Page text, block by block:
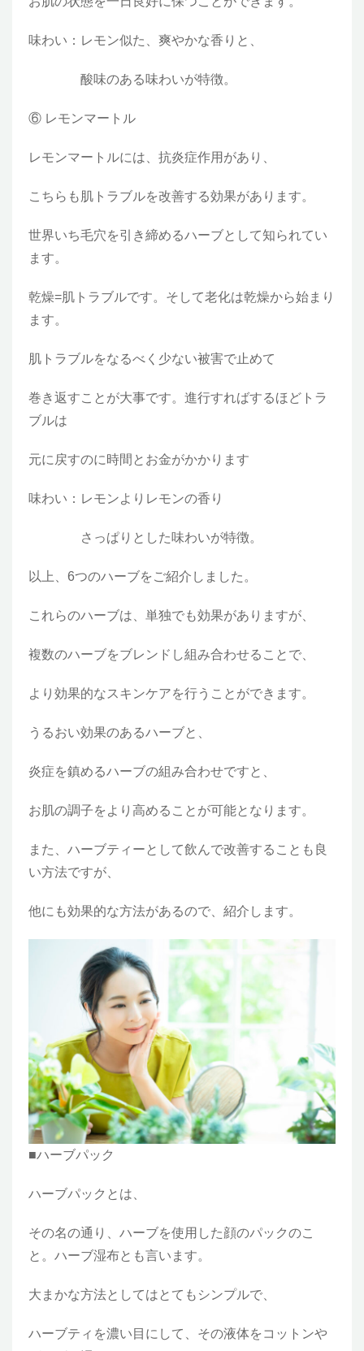
味わい：レモン似た、爽やかな香りと、
酸味のある味わいが特徴。
⑥ レモンマートル
レモンマートルには、抗炎症作用があり、
こちらも肌トラブルを改善する効果があります。
世界いち毛穴を引き締めるハーブとして知られてい
ます。
乾燥=肌トラブルです。そして老化は乾燥から始まり
ます。
肌トラブルをなるべく少ない被害で止めて
巻き返すことが大事です。進行すればするほどトラ
ブルは
元に戻すのに時間とお金がかかります
味わい：レモンよりレモンの香り
さっぱりとした味わいが特徴。
以上、6つのハーブをご紹介しました。
これらのハーブは、単独でも効果がありますが、
複数のハーブをブレンドし組み合わせることで、
より効果的なスキンケアを行うことができます。
うるおい効果のあるハーブと、
炎症を鎮めるハーブの組み合わせですと、
お肌の調子をより高めることが可能となります。
また、ハーブティーとして飲んで改善することも良
い方法ですが、
他にも効果的な方法があるので、紹介します。
■ハーブパック
ハーブパックとは、
その名の通り、ハーブを使用した顔のパックのこ
と。ハーブ湿布とも言います。
大まかな方法としてはとてもシンプルで、
ハーブティを濃い目にして、その液体をコットンや